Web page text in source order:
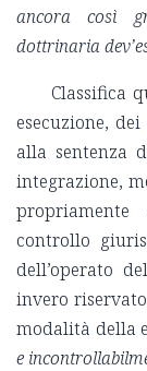
ancora così
dottrinaria
Classifica
esecuzione,
alla sentenza
integrazione,
controllo
dell’operato
invero
modalità della
e